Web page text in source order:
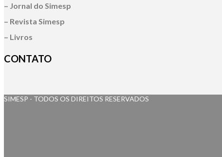
– Jornal do Simesp
– Revista Simesp
– Livros
CONTATO
SIMESP - TODOS OS DIREITOS RESERVADOS